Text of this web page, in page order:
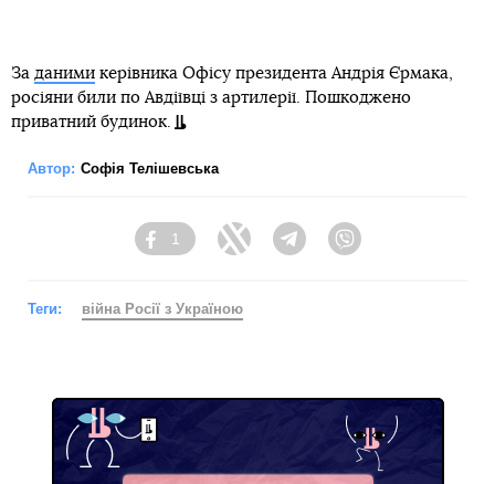
За даними керівника Офісу президента Андрія Єрмака,
росіяни били по Авдіївці з артилерії. Пошкоджено
приватний будинок.
Автор: Софія Телішевська
Facebook
1
Twitter TelegramViber
Теги: війна Росії з Україною